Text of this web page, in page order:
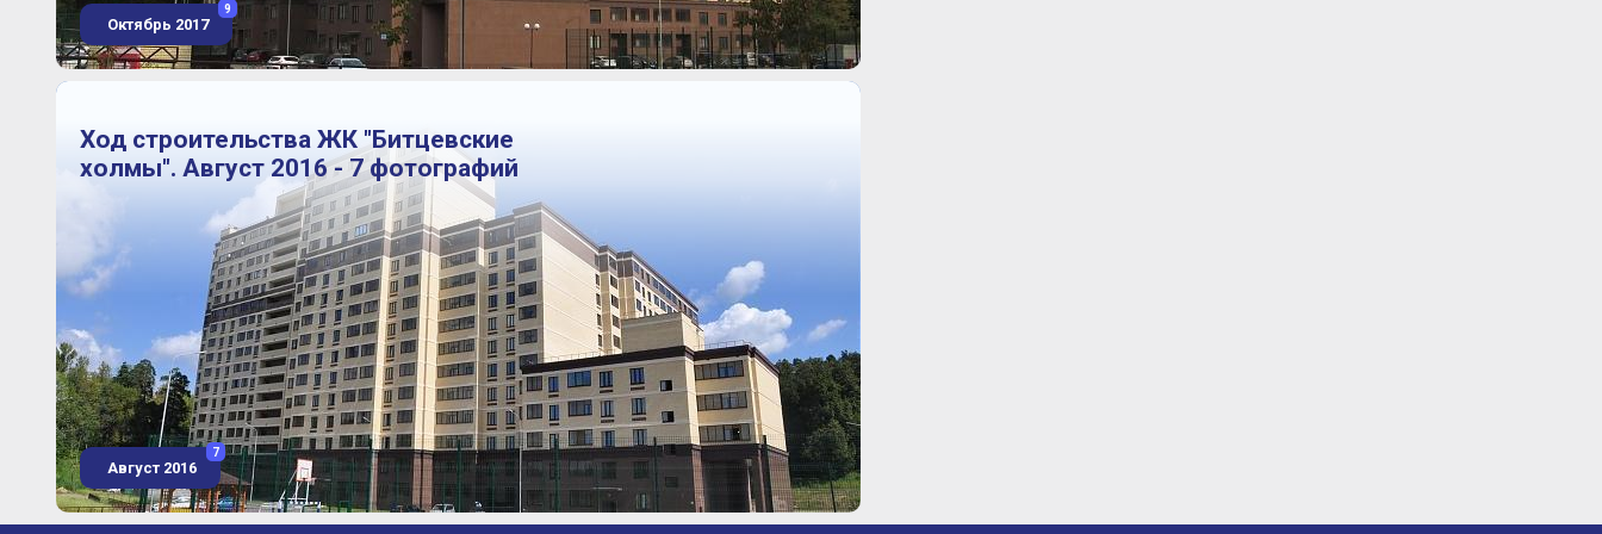
Октябрь 2017
9
Ход строительства ЖК "Битцевские
холмы". Август 2016 - 7 фотографий
Август 2016
7